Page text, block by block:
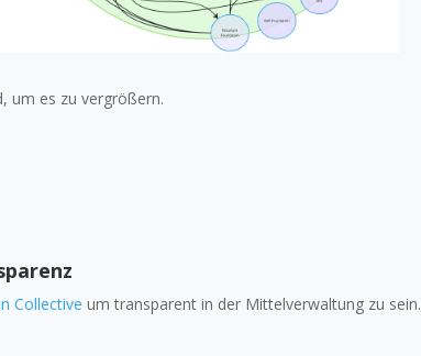
um es zu vergrößern.
Collective um transparent in der Mittelverwaltung zu sein.